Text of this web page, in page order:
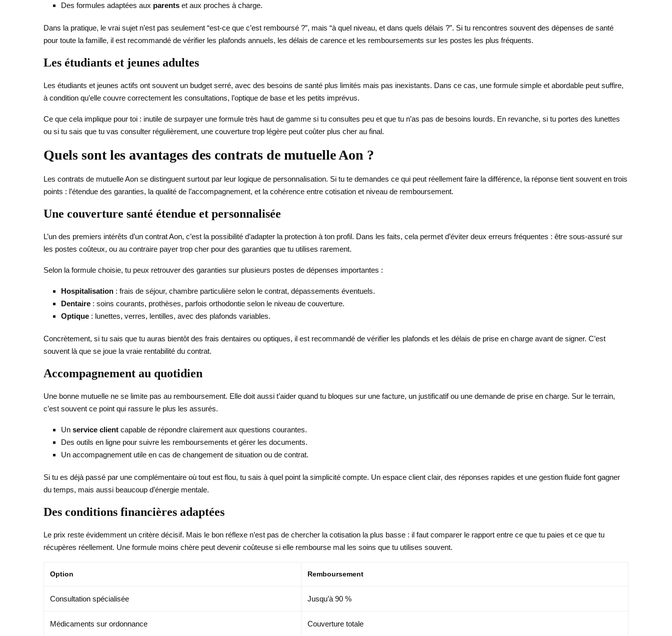
Des formules adaptées aux parents et aux proches à charge.
Dans la pratique, le vrai sujet n’est pas seulement “est-ce que c’est remboursé ?”, mais “à quel niveau, et dans quels délais ?”. Si tu rencontres souvent des dépenses de santé
pour toute la famille, il est recommandé de vérifier les plafonds annuels, les délais de carence et les remboursements sur les postes les plus fréquents.
Les étudiants et jeunes adultes
Les étudiants et jeunes actifs ont souvent un budget serré, avec des besoins de santé plus limités mais pas inexistants. Dans ce cas, une formule simple et abordable peut suffire,
à condition qu’elle couvre correctement les consultations, l’optique de base et les petits imprévus.
Ce que cela implique pour toi : inutile de surpayer une formule très haut de gamme si tu consultes peu et que tu n’as pas de besoins lourds. En revanche, si tu portes des lunettes
ou si tu sais que tu vas consulter régulièrement, une couverture trop légère peut coûter plus cher au final.
Quels sont les avantages des contrats de mutuelle Aon ?
Les contrats de mutuelle Aon se distinguent surtout par leur logique de personnalisation. Si tu te demandes ce qui peut réellement faire la différence, la réponse tient souvent en trois
points : l’étendue des garanties, la qualité de l’accompagnement, et la cohérence entre cotisation et niveau de remboursement.
Une couverture santé étendue et personnalisée
L’un des premiers intérêts d’un contrat Aon, c’est la possibilité d’adapter la protection à ton profil. Dans les faits, cela permet d’éviter deux erreurs fréquentes : être sous-assuré sur
les postes coûteux, ou au contraire payer trop cher pour des garanties que tu utilises rarement.
Selon la formule choisie, tu peux retrouver des garanties sur plusieurs postes de dépenses importantes :
Hospitalisation : frais de séjour, chambre particulière selon le contrat, dépassements éventuels.
Dentaire : soins courants, prothèses, parfois orthodontie selon le niveau de couverture.
Optique : lunettes, verres, lentilles, avec des plafonds variables.
Concrètement, si tu sais que tu auras bientôt des frais dentaires ou optiques, il est recommandé de vérifier les plafonds et les délais de prise en charge avant de signer. C’est
souvent là que se joue la vraie rentabilité du contrat.
Accompagnement au quotidien
Une bonne mutuelle ne se limite pas au remboursement. Elle doit aussi t’aider quand tu bloques sur une facture, un justificatif ou une demande de prise en charge. Sur le terrain,
c’est souvent ce point qui rassure le plus les assurés.
Un service client capable de répondre clairement aux questions courantes.
Des outils en ligne pour suivre les remboursements et gérer les documents.
Un accompagnement utile en cas de changement de situation ou de contrat.
Si tu es déjà passé par une complémentaire où tout est flou, tu sais à quel point la simplicité compte. Un espace client clair, des réponses rapides et une gestion fluide font gagner
du temps, mais aussi beaucoup d’énergie mentale.
Des conditions financières adaptées
Le prix reste évidemment un critère décisif. Mais le bon réflexe n’est pas de chercher la cotisation la plus basse : il faut comparer le rapport entre ce que tu paies et ce que tu
récupères réellement. Une formule moins chère peut devenir coûteuse si elle rembourse mal les soins que tu utilises souvent.
Option Remboursement
Consultation spécialisée Jusqu’à 90 %
Médicaments sur ordonnance Couverture totale